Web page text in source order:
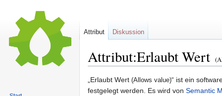
Attribut:Erlaubt Wert
Zur
Navigation
Zur
Suche
„Erlaubt Wert (Allows value)“ ist ein
festgelegt werden. Es wird von Semantic
Attribut Diskussion